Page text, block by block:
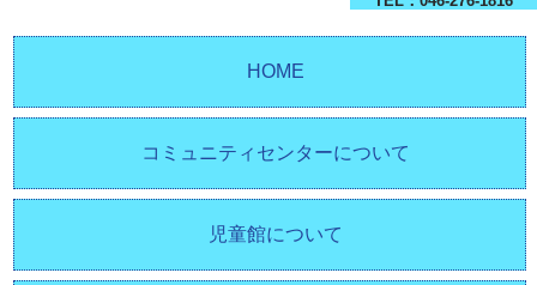
HOME
コミュニティセンターについて
児童館について